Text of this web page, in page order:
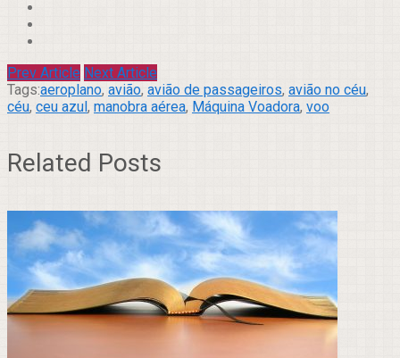
Prev Article Next Article
Tags:aeroplano, avião, avião de passageiros, avião no céu,
céu, ceu azul, manobra aérea, Máquina Voadora, voo
Related Posts